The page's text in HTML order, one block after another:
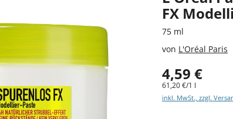
FX
75 ml
von L'Oréal Paris
4,59 €
61,20 €/1 l
inkl. MwSt., zzgl.